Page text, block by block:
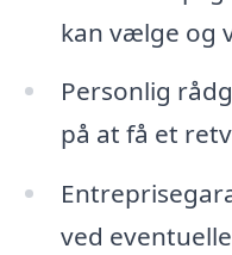
kan vælge og
Personlig
på at få et
ved